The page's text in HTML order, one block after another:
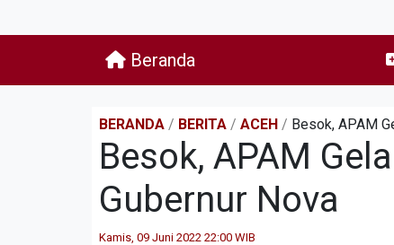
Beranda
BERANDA / BERITA / ACEH / Besok, APAM
Besok, APAM
Gubernur Nova
Kamis, 09 Juni 2022 22:00 WIB